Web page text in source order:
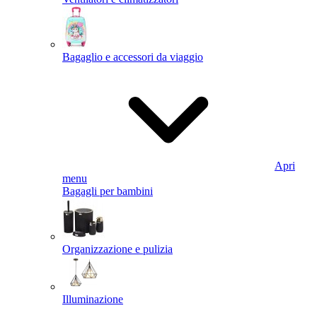
Bagaglio e accessori da viaggio
Apri
menu
Bagagli per bambini
Organizzazione e pulizia
Illuminazione